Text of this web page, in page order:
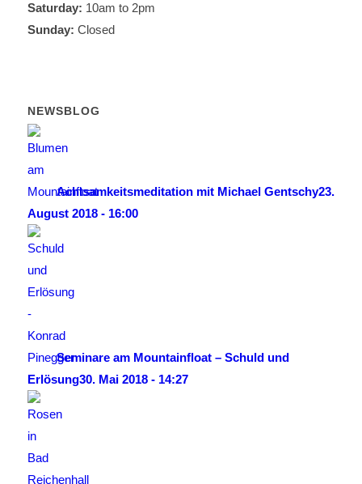
Saturday: 10am to 2pm
Sunday: Closed
NEWSBLOG
Achtsamkeitsmeditation mit Michael Gentschy23.
August 2018 - 16:00
Seminare am Mountainfloat – Schuld und
Erlösung30. Mai 2018 - 14:27